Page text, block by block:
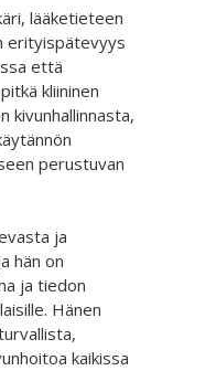
lääketieteen
erityispätevyys
että
kliininen
kivunhallinnasta,
perustuvan
ja
hän on
ja tiedon
Hänen
kaikissa